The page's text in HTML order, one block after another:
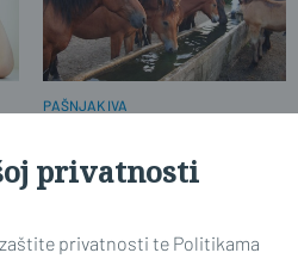
PAŠNJAK IVA
Dragalić
privatnosti
privatnosti te Politikama